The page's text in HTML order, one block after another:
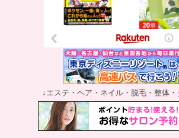
↓エステ・ヘア・ネイル・脱毛・整体